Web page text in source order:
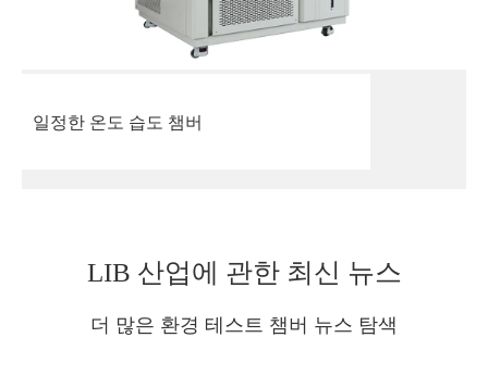
일정한 온도 습도 챔버
LIB 산업에 관한 최신 뉴스
더 많은 환경 테스트 챔버 뉴스 탐색